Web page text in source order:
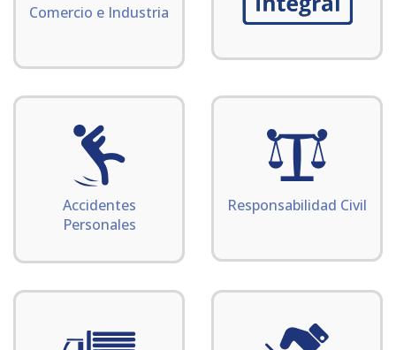
Comercio e Industria
Accidentes
Personales
Responsabilidad Civil